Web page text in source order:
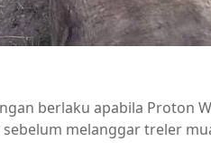
berlaku apabila Proton
melanggar treler